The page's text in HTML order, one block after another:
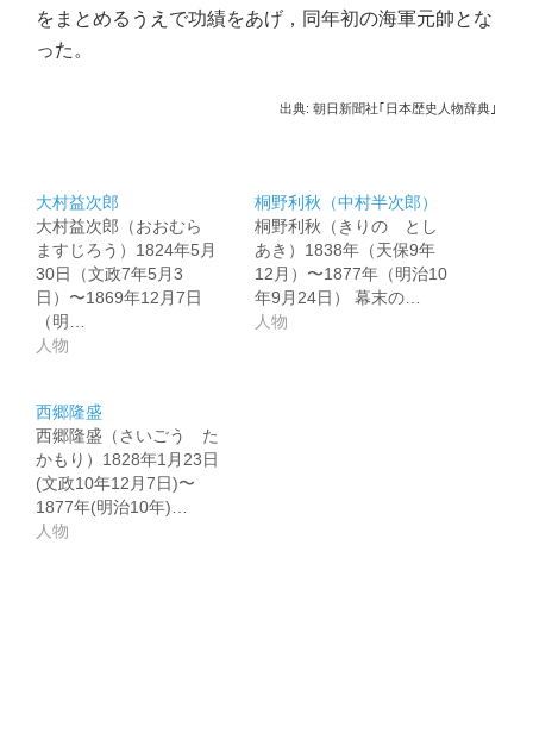
をまとめるうえで功績をあげ，同年初の海軍元帥とな
った。
出典: 朝日新聞社｢日本歴史人物辞典｣
大村益次郎
大村益次郎（おおむら
ますじろう）1824年5月
30日（文政7年5月3
日）〜1869年12月7日
（明…
人物
桐野利秋（中村半次郎）
桐野利秋（きりの とし
あき）1838年（天保9年
12月）〜1877年（明治10
年9月24日） 幕末の…
人物
西郷隆盛
西郷隆盛（さいごう た
かもり）1828年1月23日
(文政10年12月7日)〜
1877年(明治10年)…
人物